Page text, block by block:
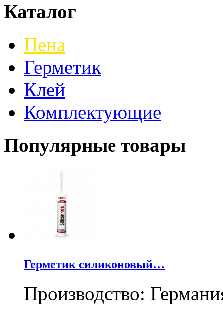
Каталог
Пена
Герметик
Клей
Комплектующие
Популярные товары
Герметик силиконовый…
Производство: